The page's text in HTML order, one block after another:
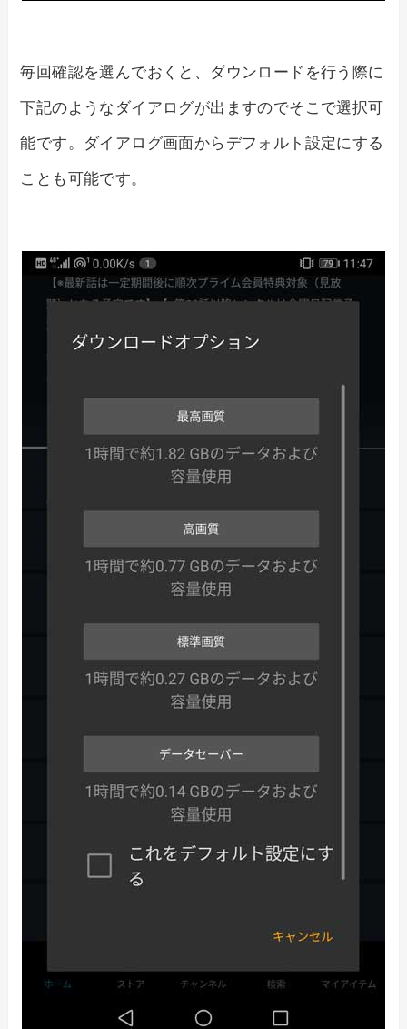
毎回確認を選んでおくと、ダウンロードを行う際に
下記のようなダイアログが出ますのでそこで選択可
能です。ダイアログ画面からデフォルト設定にする
ことも可能です。